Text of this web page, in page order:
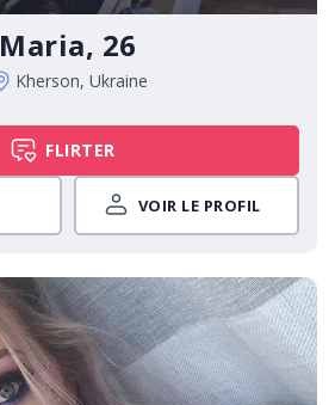
Maria, 26
Kherson, Ukraine
FLIRTER
VOIR LE PROFIL